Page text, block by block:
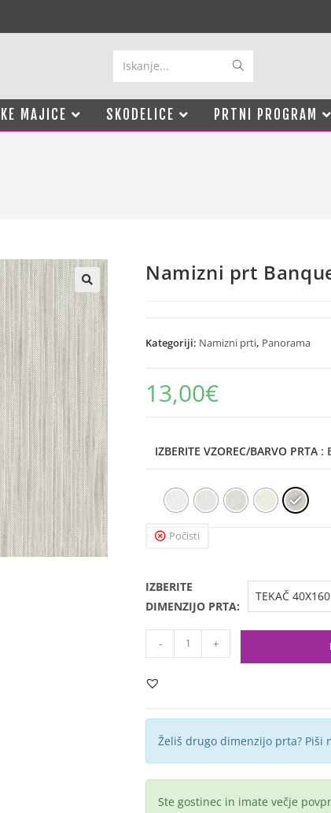
Iskanje...
MAJICE SKODELICE PRTNI PROGRAM
Namizni prt
Kategoriji: Namizni prti, Panorama
13,00€
IZBERITE VZOREC/BARVO PRTA :
Počisti
IZBERITE
DIMENZIJO PRTA:
- +
Želiš drugo dimenzijo prta? Piši
Ste gostinec in imate večje